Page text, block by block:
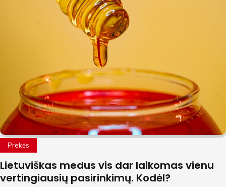
Prekės
Lietuviškas medus vis dar laikomas vienu
vertingiausių pasirinkimų. Kodėl?